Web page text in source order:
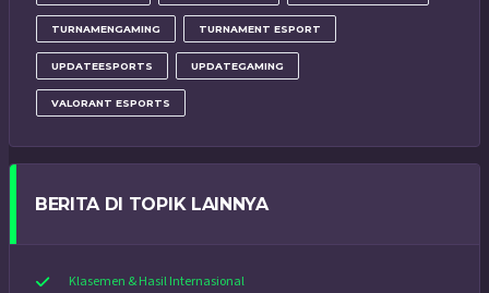
TURNAMENGAMING TURNAMENT ESPORT
UPDATEESPORTS UPDATEGAMING
VALORANT ESPORTS
BERITA DI TOPIK LAINNYA
Klasemen & Hasil Internasional